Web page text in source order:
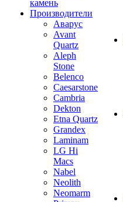
камень
Производители
Аварус
Avant
Quartz
Aleph
Stone
Belenco
Caesarstone
Cambria
Dekton
Etna Quartz
Grandex
Laminam
LG Hi
Macs
Nabel
Neolith
Neomarm